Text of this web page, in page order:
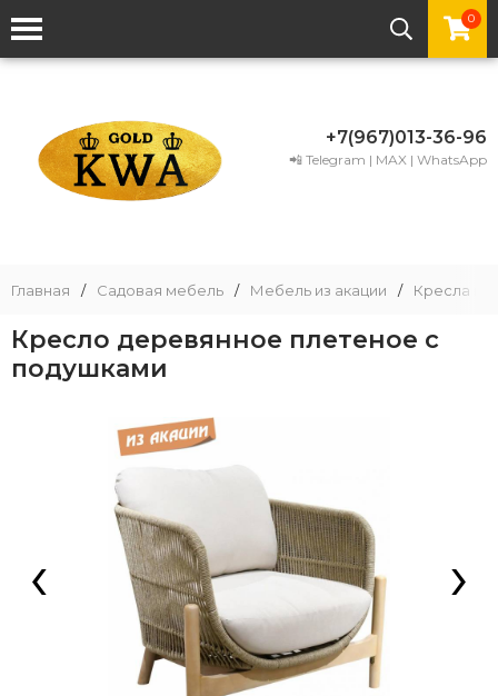
0
+7(967)013-36-96
📲 Telegram | MAX | WhatsApp
Главная / Садовая мебель / Мебель из акации / Кресла из
Кресло деревянное плетеное с
подушками
‹ ›